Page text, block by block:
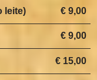
€ 9,00
leite)
€ 9,00
€ 15,00